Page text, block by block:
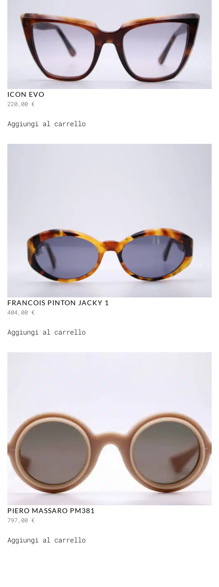
ICON EVO
220,00 €
Aggiungi al carrello
FRANCOIS PINTON JACKY 1
404,00 €
Aggiungi al carrello
PIERO MASSARO PM381
797,00 €
Aggiungi al carrello